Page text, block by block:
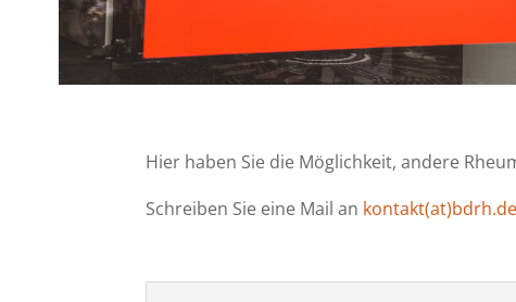
Hier haben Sie die Möglichkeit, andere
Schreiben Sie eine Mail an kontakt(at)bdrh.de